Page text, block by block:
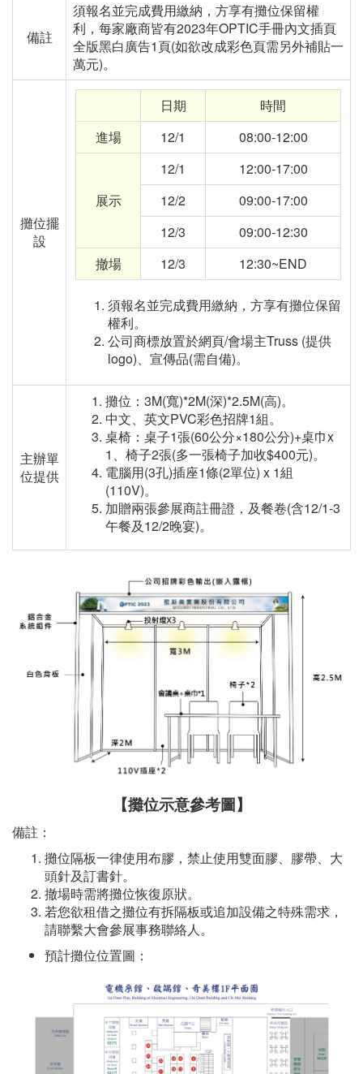
備註
須報名並完成費用繳納，方享有攤位保留權
利，每家廠商皆有2023年OPTIC手冊內文插頁
全版黑白廣告1頁(如欲改成彩色頁需另外補貼一
萬元)。
攤位擺
設
日期
時間
進場
12/1 08:00-12:00
展示
12/1
12:00-17:00
12/2
09:00-17:00
12/3
09:00-12:30
撤場
12/3 12:30~END
須報名並完成費用繳納，方享有攤位保留
權利。
公司商標放置於網頁/會場主Truss (提供
logo)、宣傳品(需自備)。
主辦單
位提供
攤位：3M(寬)*2M(深)*2.5M(高)。
中文、英文PVC彩色招牌1組。
桌椅：桌子1張(60公分×180公分)+桌巾x
1、椅子2張(多一張椅子加收$400元)。
電腦用(3孔)插座1條(2單位) x 1組
(110V)。
加贈兩張參展商註冊證，及餐卷(含12/1-3
午餐及12/2晚宴)。
【攤位示意參考圖】
備註：
攤位隔板一律使用布膠，禁止使用雙面膠、膠帶、大
頭針及訂書針。
撤場時需將攤位恢復原狀。
若您欲租借之攤位有拆隔板或追加設備之特殊需求，
請聯繫大會參展事務聯絡人。
預計攤位位置圖：